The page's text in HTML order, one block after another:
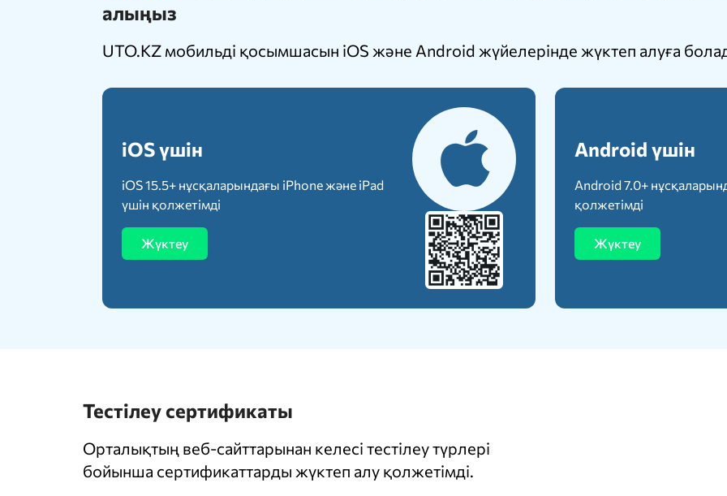
алыңыз
UTO.KZ мобильді қосымшасын iOS және Android жүйелерінде жүктеп алуға
iOS үшін
iOS 15.5+ нұсқаларындағы iPhone және iPad
үшін қолжетімді
Жүктеу
Android үшін
Android 7.0+
қолжетімді
Жүктеу
Тестілеу сертификаты
Орталықтың веб-сайттарынан келесі тестілеу түрлері
бойынша сертификаттарды жүктеп алу қолжетімді.